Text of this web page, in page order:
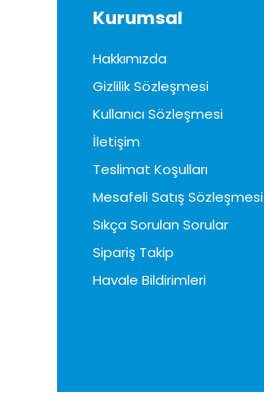
Kurumsal
Hakkımızda
Gizlilik Sözleşmesi
Kullanıcı Sözleşmesi
İletişim
Teslimat Koşulları
Mesafeli Satış Sözleşmesi
Sıkça Sorulan Sorular
Sipariş Takip
Havale Bildirimleri